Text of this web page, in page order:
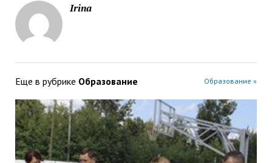
Irina
Еще в рубрике Образование Образование »